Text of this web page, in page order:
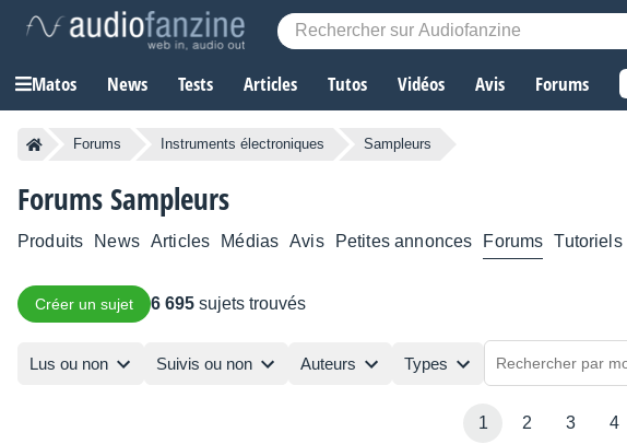
Matos News Tests Articles Tutos Vidéos Avis Forums
Forums Instruments électroniques Sampleurs
Forums Sampleurs
Produits News Articles Médias Avis Petites annonces Forums Tutoriels
Créer un sujet 6 695 sujets trouvés
Lus ou non Suivis ou non Auteurs Types
1 2 3 4